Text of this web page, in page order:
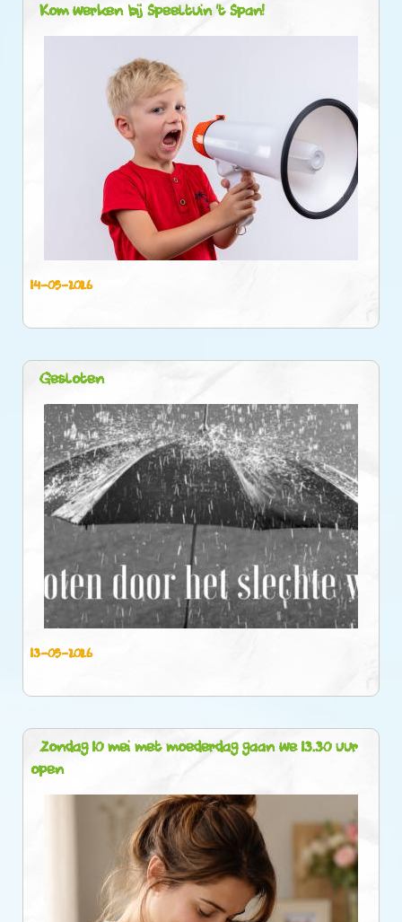
Kom werken bij Speeltuin ’t Span!
14-05-2026
Gesloten
13-05-2026
Zondag 10 mei met moederdag gaan we 13.30 uur
open